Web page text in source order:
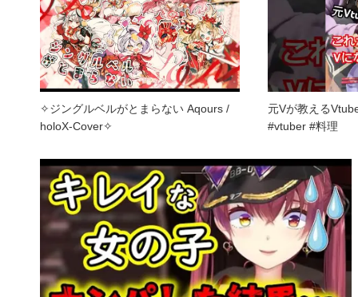
✧︎ジングルベルがとまらない Aqours /
holoX-Cover✧︎
元Vが教える
#vtuber #料理